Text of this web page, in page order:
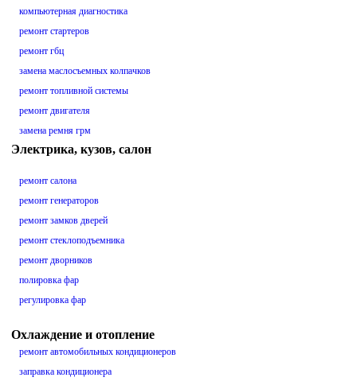
компьютерная диагностика
ремонт стартеров
ремонт гбц
замена маслосъемных колпачков
ремонт топливной системы
ремонт двигателя
замена ремня грм
Электрика, кузов, салон
ремонт салона
ремонт генераторов
ремонт замков дверей
ремонт стеклоподъемника
ремонт дворников
полировка фар
регулировка фар
Охлаждение и отопление
ремонт автомобильных кондиционеров
заправка кондиционера